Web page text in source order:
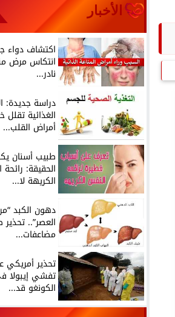
الأخبار
اكتشاف دواء
انتكاس مرض
نادر...
دراسة جديدة:
الغذائية تقلل
أمراض القلب...
طبيب أسنان
الحقيقة: رائحة
الكريهة لا...
دهون الكبد
العصر”..
مضاعفات...
تحذير أمريكي
تفشي إيبولا
الكونغو قد...